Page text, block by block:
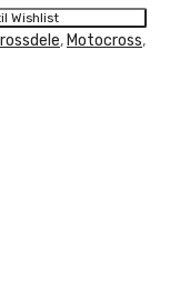
Wishlist
, Motocross,